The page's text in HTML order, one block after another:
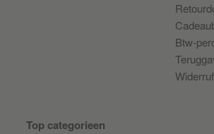
Btw-
Top categorieen